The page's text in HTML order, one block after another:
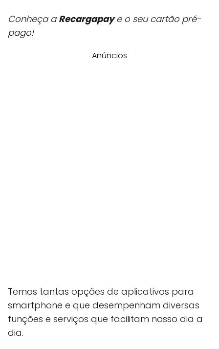
Conheça a Recargapaye o seu cartão pré-
pago!
Anúncios
Temos tantas opções de aplicativos para
smartphone e que desempenham diversas
funções e serviços que facilitam nosso dia a
dia.